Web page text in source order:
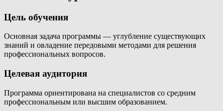
Цель обучения
Основная задача программы — углубление существующих
знаний и овладение передовыми методами для решения
профессиональных вопросов.
Целевая аудитория
Программа ориентирована на специалистов со средним
профессиональным или высшим образованием.